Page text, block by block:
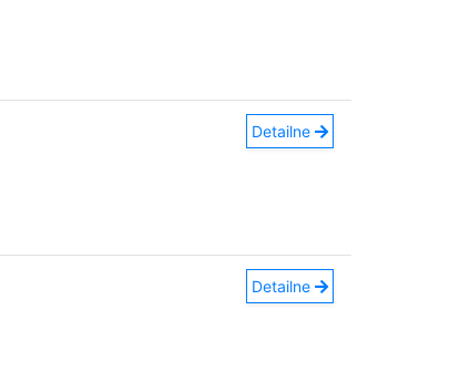
Detailne
Detailne